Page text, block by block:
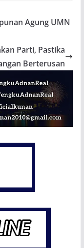
Agung UMN
Parti, Pastika
Berterusan